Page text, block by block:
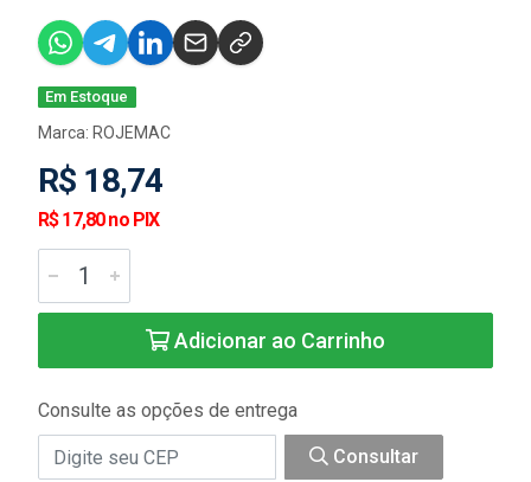
Em Estoque
Marca: ROJEMAC
R$ 18,74
R$ 17,80 no PIX
Adicionar ao Carrinho
Consulte as opções de entrega
Consultar